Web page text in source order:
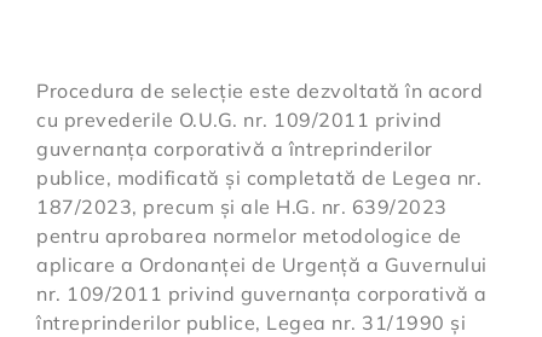
Procedura de selecție este dezvoltată în acord
cu prevederile O.U.G. nr. 109/2011 privind
guvernanța corporativă a întreprinderilor
publice, modificată și completată de Legea nr.
187/2023, precum și ale H.G. nr. 639/2023
pentru aprobarea normelor metodologice de
aplicare a Ordonanței de Urgență a Guvernului
nr. 109/2011 privind guvernanța corporativă a
întreprinderilor publice, Legea nr. 31/1990 și